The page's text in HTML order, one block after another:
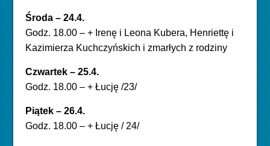
Środa – 24.4.
Godz. 18.00 – + Irenę i Leona Kubera, Henriettę i
Kazimierza Kuchczyńskich i zmarłych z rodziny
Czwartek – 25.4.
Godz. 18.00 – + Łucję /23/
Piątek – 26.4.
Godz. 18.00 – + Łucję / 24/